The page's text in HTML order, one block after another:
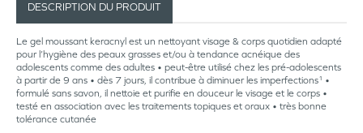
DESCRIPTION DU PRODUIT
Le gel moussant keracnyl est un nettoyant visage & corps quotidien adapté
pour l’hygiène des peaux grasses et/ou à tendance acnéique des
adolescents comme des adultes • peut-être utilisé chez les pré-adolescents
à partir de 9 ans • dès 7 jours, il contribue à diminuer les imperfections¹ •
formulé sans savon, il nettoie et purifie en douceur le visage et le corps •
testé en association avec les traitements topiques et oraux • très bonne
tolérance cutanée